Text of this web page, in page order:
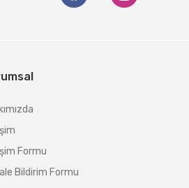
Formu
Bildirim Formu